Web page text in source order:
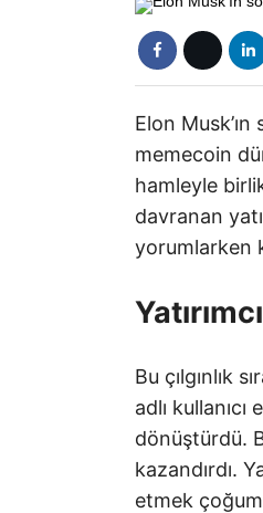
Elon
memecoin
hamleyle
davranan
yorumlarken
Bu çılgınlık
adlı
dönüştürdü.
kazandırdı.
etmek